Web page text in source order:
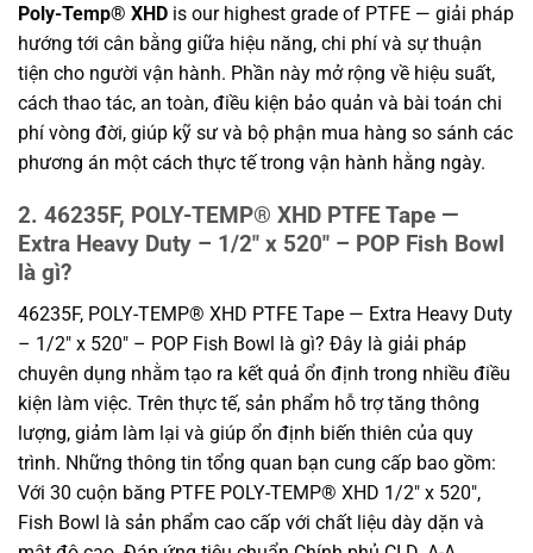
Poly-Temp® XHD is our highest grade of PTFE — giải pháp
hướng tới cân bằng giữa hiệu năng, chi phí và sự thuận
tiện cho người vận hành. Phần này mở rộng về hiệu suất,
cách thao tác, an toàn, điều kiện bảo quản và bài toán chi
phí vòng đời, giúp kỹ sư và bộ phận mua hàng so sánh các
phương án một cách thực tế trong vận hành hằng ngày.
2. 46235F, POLY-TEMP® XHD PTFE Tape —
Extra Heavy Duty – 1/2″ x 520″ – POP Fish Bowl
là gì?
46235F, POLY-TEMP® XHD PTFE Tape — Extra Heavy Duty
– 1/2″ x 520″ – POP Fish Bowl là gì? Đây là giải pháp
chuyên dụng nhằm tạo ra kết quả ổn định trong nhiều điều
kiện làm việc. Trên thực tế, sản phẩm hỗ trợ tăng thông
lượng, giảm làm lại và giúp ổn định biến thiên của quy
trình. Những thông tin tổng quan bạn cung cấp bao gồm:
Với 30 cuộn băng PTFE POLY-TEMP® XHD 1/2″ x 520″,
Fish Bowl là sản phẩm cao cấp với chất liệu dày dặn và